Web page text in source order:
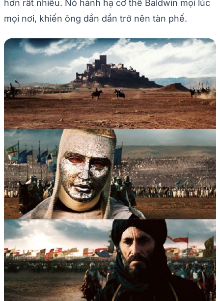
hơn rất nhiều. Nó hành hạ cơ thể Baldwin mọi lúc
mọi nơi, khiến ông dần dần trở nên tàn phế.